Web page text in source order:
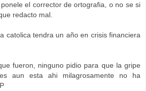
el corrector de ortografia, o no se si
redacto mal.
catolica tendra un año en crisis financiera
fueron, ninguno pidio para que la gripe
aun esta ahi milagrosamente no ha